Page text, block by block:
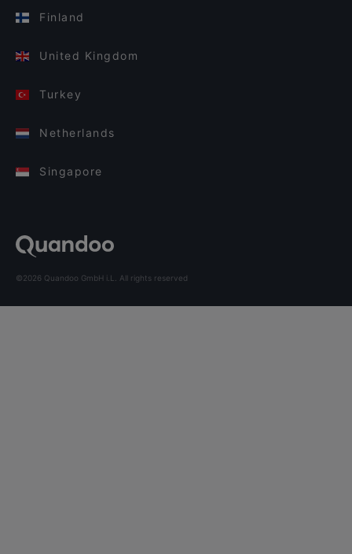
Finland
United Kingdom
Turkey
Netherlands
Singapore
©2026 Quandoo GmbH i.L. All rights reserved